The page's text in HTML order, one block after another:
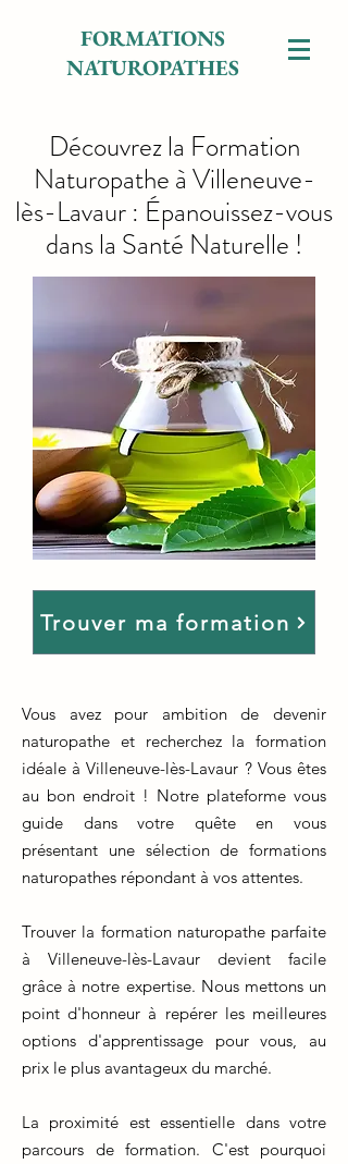
FORMATIONS
NATUROPATHES
Découvrez la Formation
Naturopathe à Villeneuve-
lès-Lavaur : Épanouissez-vous
dans la Santé Naturelle !
Trouver ma formation
Vous avez pour ambition de devenir
naturopathe et recherchez la formation
idéale à Villeneuve-lès-Lavaur ? Vous êtes
au bon endroit ! Notre plateforme vous
guide dans votre quête en vous
présentant une sélection de formations
naturopathes répondant à vos attentes.
Trouver la formation naturopathe parfaite
à Villeneuve-lès-Lavaur devient facile
grâce à notre expertise. Nous mettons un
point d'honneur à repérer les meilleures
options d'apprentissage pour vous, au
prix le plus avantageux du marché.
La proximité est essentielle dans votre
parcours de formation. C'est pourquoi